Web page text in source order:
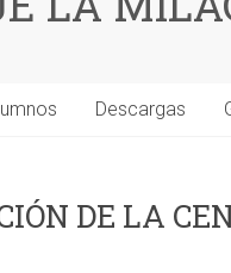
Descargas
DE LA